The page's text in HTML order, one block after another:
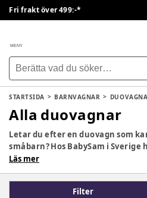
Fri frakt över 499:-*
MENY
STARTSIDA BARNVAGNAR
Alla duovagnar
Letar du efter en duovagn som
småbarn? Hos BabySam i
duovagnar som kombinerar
barnet och föräldern, och kan
Läs mer
Filter